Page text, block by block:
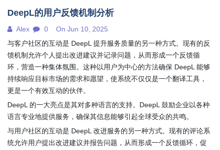
DeepL的用户反馈机制分析
Alex 0
On Jun 10, 2025
与客户社区的互动是 DeepL 提升服务质量的另一种方式。现有的反
馈机制允许个人提出改进建议并记录问题，从而形成一个反馈循
环，营造一种集体氛围。这种以用户为中心的方法确保 DeepL 能够
持续响应目标市场的需求和愿望，使系统不仅仅是一个翻译工具，
更是一个有效互动的伙伴。
DeepL 的一大亮点是其对多种语言的支持。DeepL 鼓励企业以各种
语言专业地提供服务，确保其信息能够引起全球受众的共鸣。
与用户社区的互动是 DeepL 改进服务的另一种方式。现有的评论系
统允许用户提出改进建议并报告问题，从而形成一个反馈循环，促